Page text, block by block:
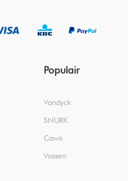
Populair
Vandyck
SNURK
Cawö
Vossen